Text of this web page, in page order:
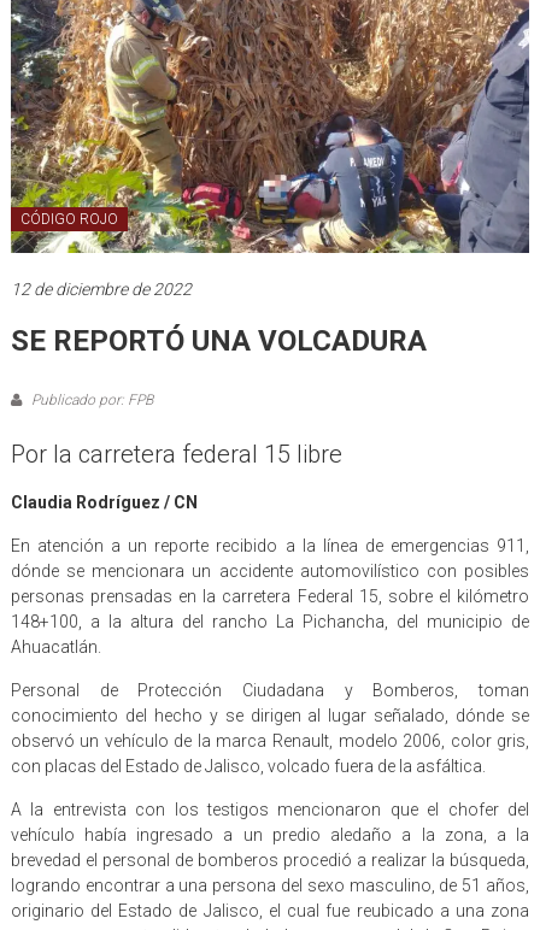
CÓDIGO ROJO
12 de diciembre de 2022
SE REPORTÓ UNA VOLCADURA
Publicado por: FPB
Por la carretera federal 15 libre
Claudia Rodríguez / CN
En atención a un reporte recibido a la línea de emergencias 911,
dónde se mencionara un accidente automovilístico con posibles
personas prensadas en la carretera Federal 15, sobre el kilómetro
148+100, a la altura del rancho La Pichancha, del municipio de
Ahuacatlán.
Personal de Protección Ciudadana y Bomberos, toman
conocimiento del hecho y se dirigen al lugar señalado, dónde se
observó un vehículo de la marca Renault, modelo 2006, color gris,
con placas del Estado de Jalisco, volcado fuera de la asfáltica.
A la entrevista con los testigos mencionaron que el chofer del
vehículo había ingresado a un predio aledaño a la zona, a la
brevedad el personal de bomberos procedió a realizar la búsqueda,
logrando encontrar a una persona del sexo masculino, de 51 años,
originario del Estado de Jalisco, el cual fue reubicado a una zona